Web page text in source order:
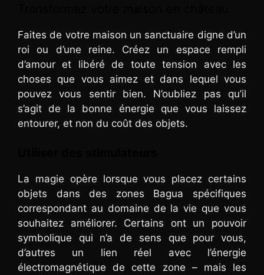
Faites de votre maison un sanctuaire digne d’un
roi ou d’une reine. Créez un espace rempli
d’amour et libéré de toute tension avec les
choses que vous aimez et dans lequel vous
pouvez vous sentir bien. N’oubliez pas qu’il
s’agit de la bonne énergie que vous laissez
entourer, et non du coût des objets.
La magie opère lorsque vous placez certains
objets dans des zones Bagua spécifiques
correspondant au domaine de la vie que vous
souhaitez améliorer. Certains ont un pouvoir
symbolique qui n’a de sens que pour vous,
d’autres un lien réel avec l’énergie
électromagnétique de cette zone – mais les